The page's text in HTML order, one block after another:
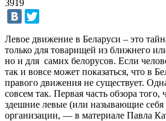
3919
Левое движение в Беларуси – это
только для товарищей из ближнего
но и для самих белорусов. Если
так и вовсе может показаться, что в
правого движения не существует.
совсем так. Первая часть обзора того,
здешние левые (или называющие
организации, — в материале Павла